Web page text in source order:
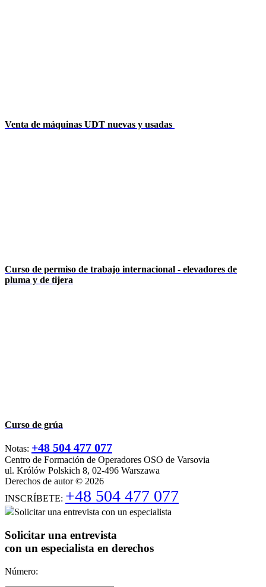
Venta de máquinas UDT nuevas y usadas
Curso de permiso de trabajo internacional - elevadores de
pluma y de tijera
Curso de grúa
Notas: +48 504 477 077
Centro de Formación de Operadores OSO de Varsovia
ul. Królów Polskich 8, 02-496 Warszawa
Derechos de autor © 2026
INSCRÍBETE: +48 504 477 077
Solicitar una entrevista con un especialista
Solicitar una entrevista
con un especialista en derechos
Número: